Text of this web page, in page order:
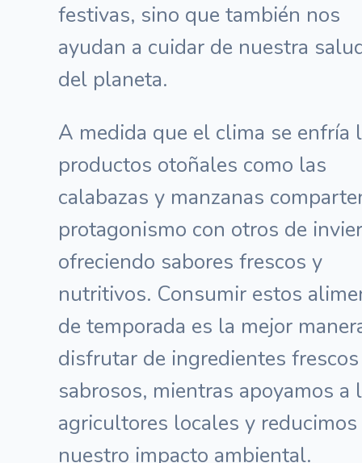
festivas, sino que también nos
ayudan a cuidar de nuestra
del planeta.
A medida que el clima se enfría
productos otoñales como las
calabazas y manzanas
protagonismo con otros de
ofreciendo sabores frescos y
nutritivos. Consumir estos
de temporada es la mejor
disfrutar de ingredientes
sabrosos, mientras apoyamos a
agricultores locales y reducimos
nuestro impacto ambiental.